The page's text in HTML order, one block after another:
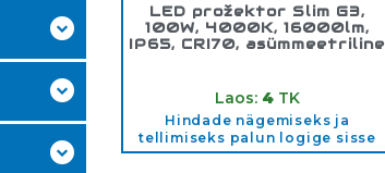
LED prožektor Slim G3,
100W, 4000K, 16000lm,
IP65, CRI70, asümmeetriline
Laos: 4TK
Hindade nägemiseks ja
tellimiseks palun logige sisse